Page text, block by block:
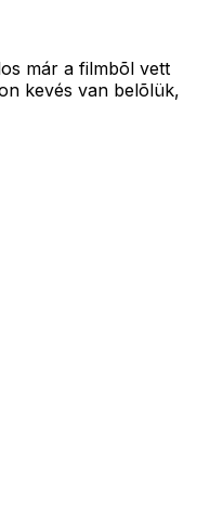
már a filmbõl vett
kevés van belõlük,